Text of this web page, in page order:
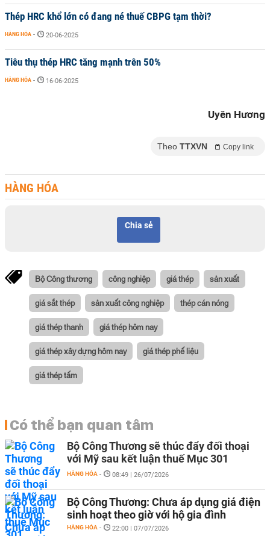
Thép HRC khổ lớn có đang né thuế CBPG tạm thời?
HÀNG HÓA - 20-06-2025
Tiêu thụ thép HRC tăng mạnh trên 50%
HÀNG HÓA - 16-06-2025
Uyên Hương
Theo TTXVN Copy link
HÀNG HÓA
Chia sẻ
Bộ Công thương công nghiệp giá thép sản xuất
giá sắt thép sản xuất công nghiệp thép cán nóng
giá thép thanh giá thép hôm nay
giá thép xây dựng hôm nay giá thép phế liệu
giá thép tấm
Có thể bạn quan tâm
Bộ Công Thương sẽ thúc đẩy đối thoại
với Mỹ sau kết luận thuế Mục 301
HÀNG HÓA - 08:49 | 26/07/2026
Bộ Công Thương: Chưa áp dụng giá điện
sinh hoạt theo giờ với hộ gia đình
HÀNG HÓA - 22:00 | 07/07/2026